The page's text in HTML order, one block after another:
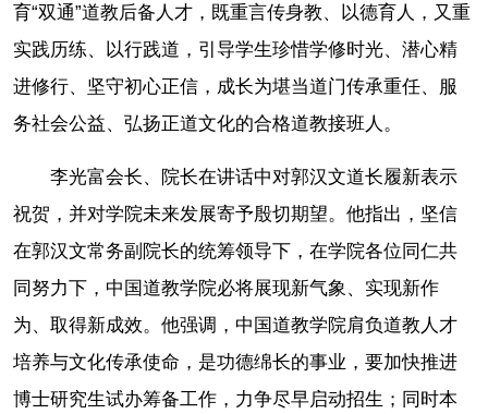
育“双通”道教后备人才，既重言传身教、以德育人，又重
实践历练、以行践道，引导学生珍惜学修时光、潜心精
进修行、坚守初心正信，成长为堪当道门传承重任、服
务社会公益、弘扬正道文化的合格道教接班人。
李光富会长、院长在讲话中对郭汉文道长履新表示
祝贺，并对学院未来发展寄予殷切期望。他指出，坚信
在郭汉文常务副院长的统筹领导下，在学院各位同仁共
同努力下，中国道教学院必将展现新气象、实现新作
为、取得新成效。他强调，中国道教学院肩负道教人才
培养与文化传承使命，是功德绵长的事业，要加快推进
博士研究生试办筹备工作，力争尽早启动招生；同时本